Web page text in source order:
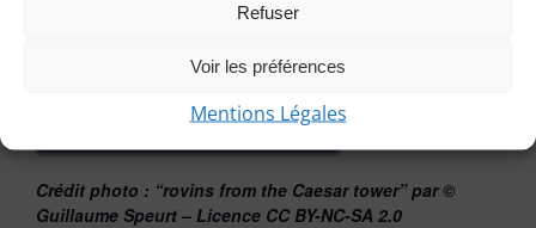
Refuser
Voir les préférences
Mentions Légales
a temps, contactez-nous au plus tard le vendredi
précédent la randonnée.
PARTICIPER EN TANT QU’INVITÉE
Crédit photo : “rovins from the Caesar tower”par ©
Guillaume Speurt – Licence CC BY-NC-SA 2.0